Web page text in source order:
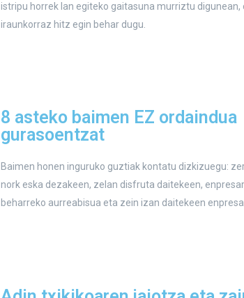
istripu horrek lan egiteko gaitasuna murriztu digunean,
iraunkorraz hitz egin behar dugu.
8 asteko baimen EZ ordaindua
gurasoentzat
Baimen honen inguruko guztiak kontatu dizkizuegu:
nork eska dezakeen, zelan disfruta daitekeen,
beharreko aurreabisua eta zein izan daitekeen